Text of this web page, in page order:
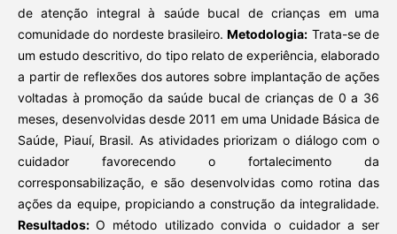
de atenção integral à saúde bucal de crianças em uma
comunidade do nordeste brasileiro.Metodologia: Trata-se de
um estudo descritivo, do tipo relato de experiência, elaborado
a partir de reflexões dos autores sobre implantação de ações
voltadas à promoção da saúde bucal de crianças de 0 a 36
meses, desenvolvidas desde 2011 em uma Unidade Básica de
Saúde, Piauí, Brasil. As atividades priorizam o diálogo com o
cuidador favorecendo o fortalecimento da
corresponsabilização, e são desenvolvidas como rotina das
ações da equipe, propiciando a construção da integralidade.
Resultados:O método utilizado convida o cuidador a ser